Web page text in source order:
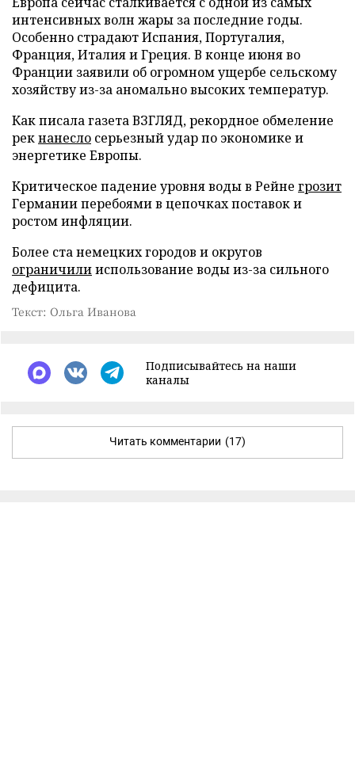
интенсивных волн жары за последние годы.
Особенно страдают Испания, Португалия,
Франция, Италия и Греция. В конце июня во
Франции заявили об огромном ущербе сельскому
хозяйству из-за аномально высоких температур.
Как писала газета ВЗГЛЯД, рекордное обмеление
рекнанесло серьезный удар по экономике и
энергетике Европы.
Критическое падение уровня воды в Рейне грозит
Германии перебоями в цепочках поставок и
ростом инфляции.
Более ста немецких городов и округов
ограничилииспользование воды из-за сильного
дефицита.
Текст: Ольга Иванова
Подписывайтесь на наши
каналы
Читать комментарии (17)